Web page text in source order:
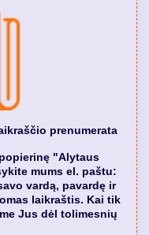
prenumerata
"Alytaus
mums el. paštu:
vardą, pavardę ir
laikraštis. Kai tik
Jus dėl tolimesnių